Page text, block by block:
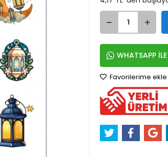
WHATSAPP
Favorilerime ekle